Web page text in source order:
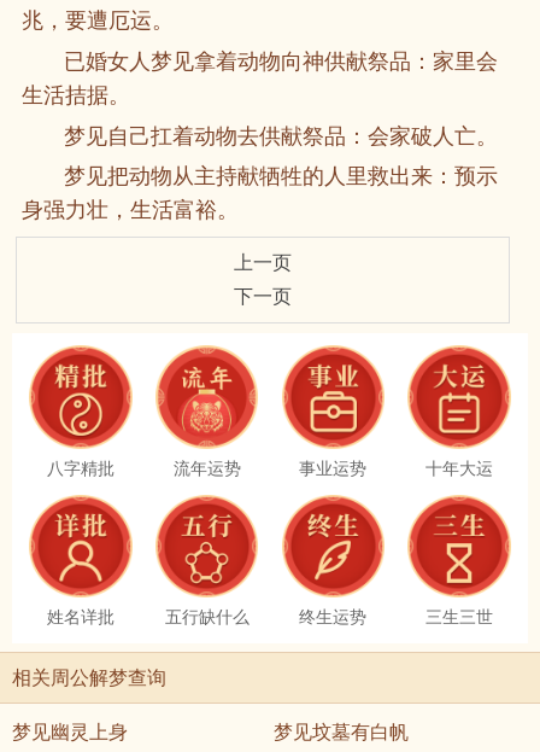
兆，要遭厄运。
已婚女人梦见拿着动物向神供献祭品：家里会
生活拮据。
梦见自己扛着动物去供献祭品：会家破人亡。
梦见把动物从主持献牺牲的人里救出来：预示
身强力壮，生活富裕。
上一页
下一页
八字精批 流年运势 事业运势 十年大运
姓名详批 五行缺什么 终生运势 三生三世
相关周公解梦查询
梦见幽灵上身 梦见坟墓有白帆